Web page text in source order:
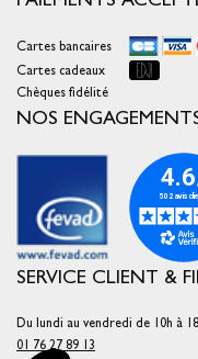
Cartes bancaires
Cartes cadeaux
Chèques fidélité
NOS
SERVICE CLIENT &
Du lundi au vendredi de 10h à
01 76 27 89 13